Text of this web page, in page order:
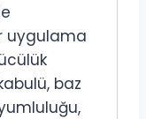
uygulama
baz